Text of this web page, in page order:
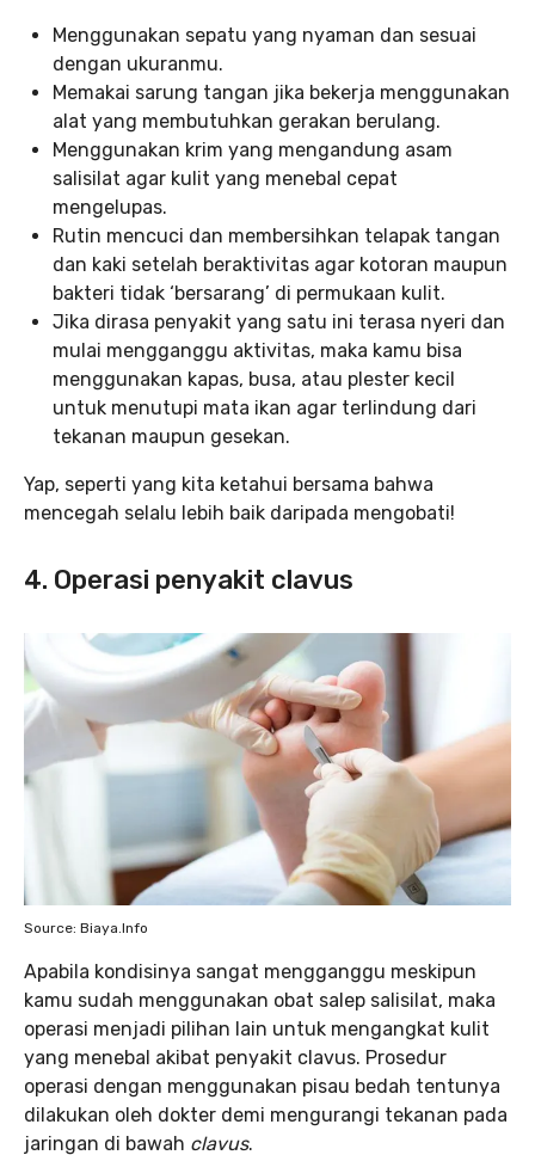
Menggunakan sepatu yang nyaman dan sesuai
dengan ukuranmu.
Memakai sarung tangan jika bekerja menggunakan
alat yang membutuhkan gerakan berulang.
Menggunakan krim yang mengandung asam
salisilat agar kulit yang menebal cepat
mengelupas.
Rutin mencuci dan membersihkan telapak tangan
dan kaki setelah beraktivitas agar kotoran maupun
bakteri tidak ‘bersarang’ di permukaan kulit.
Jika dirasa penyakit yang satu ini terasa nyeri dan
mulai mengganggu aktivitas, maka kamu bisa
menggunakan kapas, busa, atau plester kecil
untuk menutupi mata ikan agar terlindung dari
tekanan maupun gesekan.
Yap, seperti yang kita ketahui bersama bahwa
mencegah selalu lebih baik daripada mengobati!
4. Operasi penyakit clavus
Source: Biaya.Info
Apabila kondisinya sangat mengganggu meskipun
kamu sudah menggunakan obat salep salisilat, maka
operasi menjadi pilihan lain untuk mengangkat kulit
yang menebal akibat penyakit clavus. Prosedur
operasi dengan menggunakan pisau bedah tentunya
dilakukan oleh dokter demi mengurangi tekanan pada
jaringan di bawah clavus.